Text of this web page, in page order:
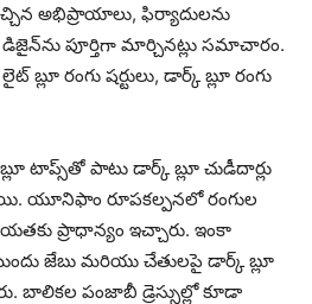
అభిప్రాయాలు, ఫిర్యాదులను
పూర్తిగా మార్చినట్లు సమాచారం.
బ్లూ రంగు షర్టులు, డార్క్ బ్లూ రంగు
టాప్స్‌తో పాటు డార్క్ బ్లూ చుడీదార్లు
యూనిఫాం రూపకల్పనలో రంగుల
ప్రాధాన్యం ఇచ్చారు. ఇంకా
జేబు మరియు చేతులపై డార్క్ బ్లూ
బాలికల పంజాబీ డ్రెస్సుల్లో కూడా